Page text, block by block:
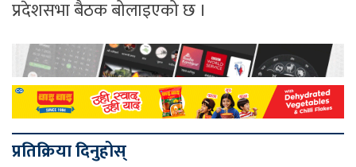
प्रदेशसभा बैठक बोलाइएको छ ।
प्रतिक्रिया दिनुहोस्